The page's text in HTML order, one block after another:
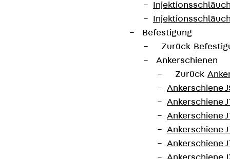
Befestigung
Zurück
Ankerschienen
Zurück
Ankerschiene
Ankerschiene
Ankerschiene
Ankerschiene
Ankerschiene
Allgemeines bauaufsichtliches Prüfzeugnis: